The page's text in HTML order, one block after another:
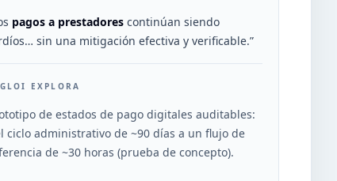
pagos a prestadores continúan siendo
sin una mitigación efectiva y verificable.”
EXPLORA
de estados de pago digitales auditables:
ciclo administrativo de ~90 días a un flujo de
de ~30 horas (prueba de concepto).